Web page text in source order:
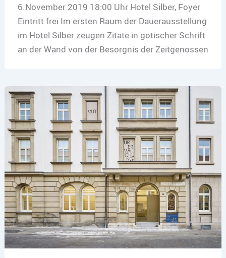
6.November 2019 18:00 Uhr Hotel Silber, Foyer
Eintritt frei Im ersten Raum der Dauerausstellung
im Hotel Silber zeugen Zitate in gotischer Schrift
an der Wand von der Besorgnis der Zeitgenossen